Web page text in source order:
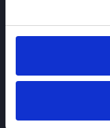
OmAktiekampen
About cookies
GDPR